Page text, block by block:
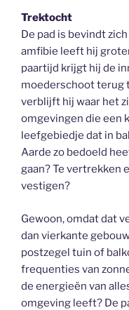
Trektocht
De pad is bevindt
amfibie leeft hij
paartijd krijgt hij de
moederschoot terug
verblijft hij waar het
omgevingen die een
leefgebiedje dat in
Aarde zo bedoeld
gaan? Te vertrekken
vestigen?
Gewoon, omdat dat
dan vierkante
postzegel tuin of
frequenties van
de energieën van
omgeving leeft? De